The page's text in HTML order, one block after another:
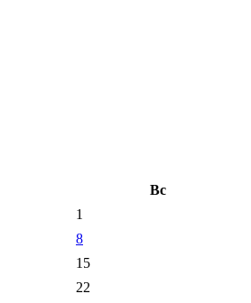
Вс
1
8
15
22